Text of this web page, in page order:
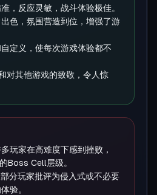
，反应灵敏，战斗体验极佳。
色，氛围营造到位，增强了游
定义，使每次游戏体验都不
对其他游戏的致敬，令人惊
玩家在高难度下感到挫败，
Boss Cell层级。
分玩家批评为侵入式或不必要
验。